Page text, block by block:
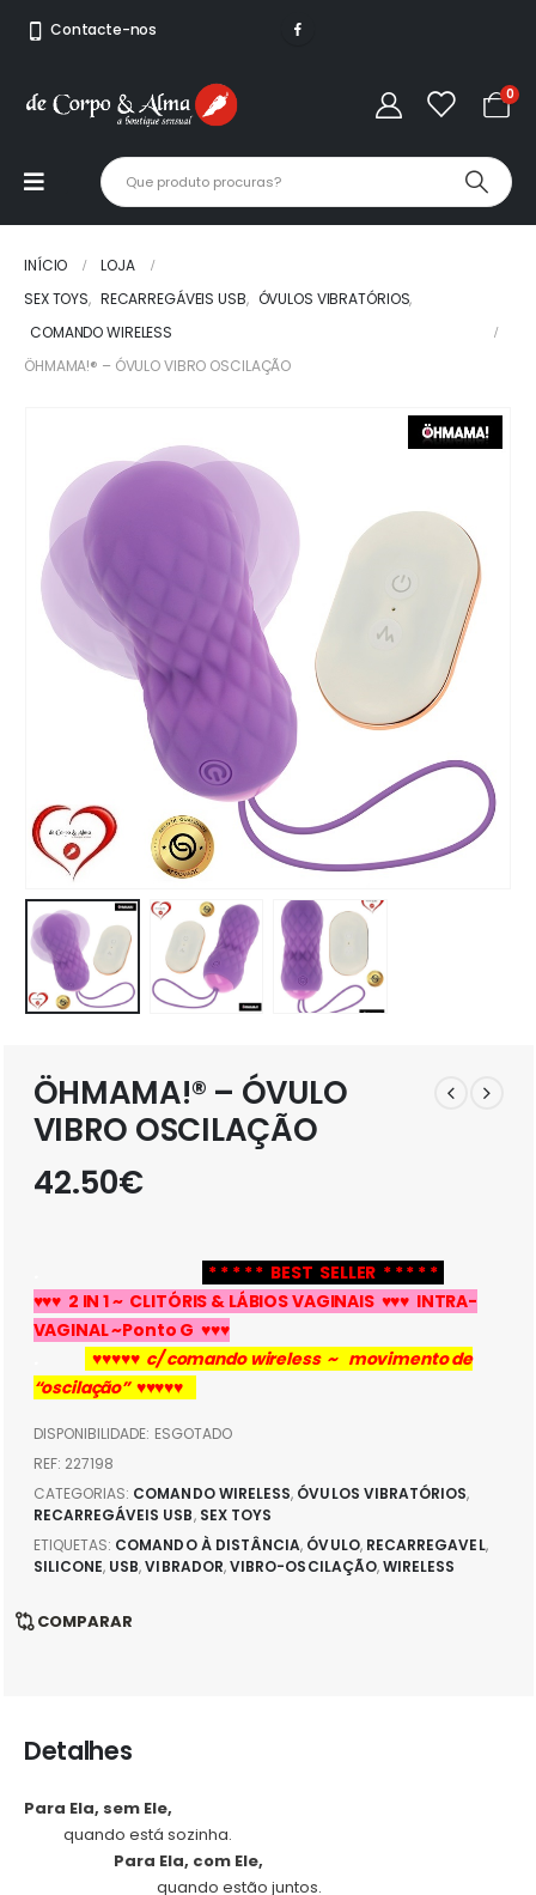
Contacte-nos
0
INÍCIO
LOJA
SEX TOYS, RECARREGÁVEIS USB, ÓVULOS VIBRATÓRIOS,
COMANDO WIRELESS
ÖHMAMA!® – ÓVULO VIBRO OSCILAÇÃO
ÖHMAMA!® – ÓVULO
VIBRO OSCILAÇÃO
42.50€
* * * * * BEST SELLER * * * * *
♥♥♥ 2 IN 1 ~ CLITÓRIS & LÁBIOS VAGINAIS ♥♥♥ INTRA-
VAGINAL ~Ponto G ♥♥♥
♥♥♥♥♥ c/ comando wireless ~ movimento de
“oscilação” ♥♥♥♥♥
DISPONIBILIDADE: ESGOTADO
REF: 227198
CATEGORIAS: COMANDO WIRELESS, ÓVULOS VIBRATÓRIOS,
RECARREGÁVEIS USB, SEX TOYS
ETIQUETAS: COMANDO À DISTÂNCIA, ÓVULO, RECARREGAVEL,
SILICONE, USB,VIBRADOR,VIBRO-OSCILAÇÃO,WIRELESS
COMPARAR
Detalhes
Para Ela, sem Ele,
quando está sozinha.
Para Ela, com Ele,
quando estão juntos.